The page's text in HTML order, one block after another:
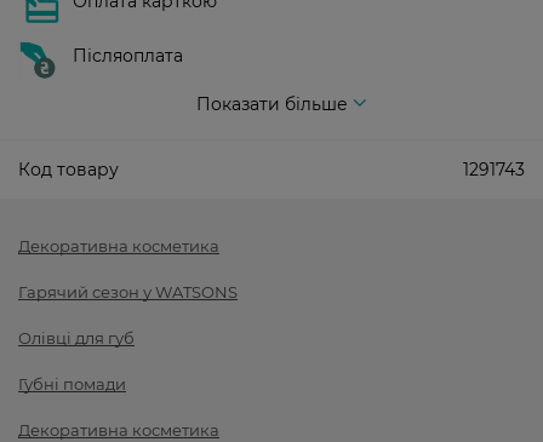
Післяоплата
Показати більше
Код товару 1291743
Декоративна косметика
Гарячий сезон у WATSONS
Олівці для губ
Губні помади
Декоративна косметика